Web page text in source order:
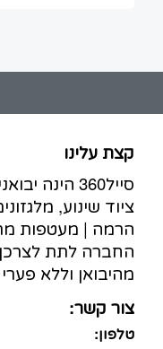
קצת עלינו
סייל360
ציוד שינוע,
הרמה | מעטפות
החברה לתת לצרכן
מהיבואן וללא פערי
צור קשר:
טלפון: